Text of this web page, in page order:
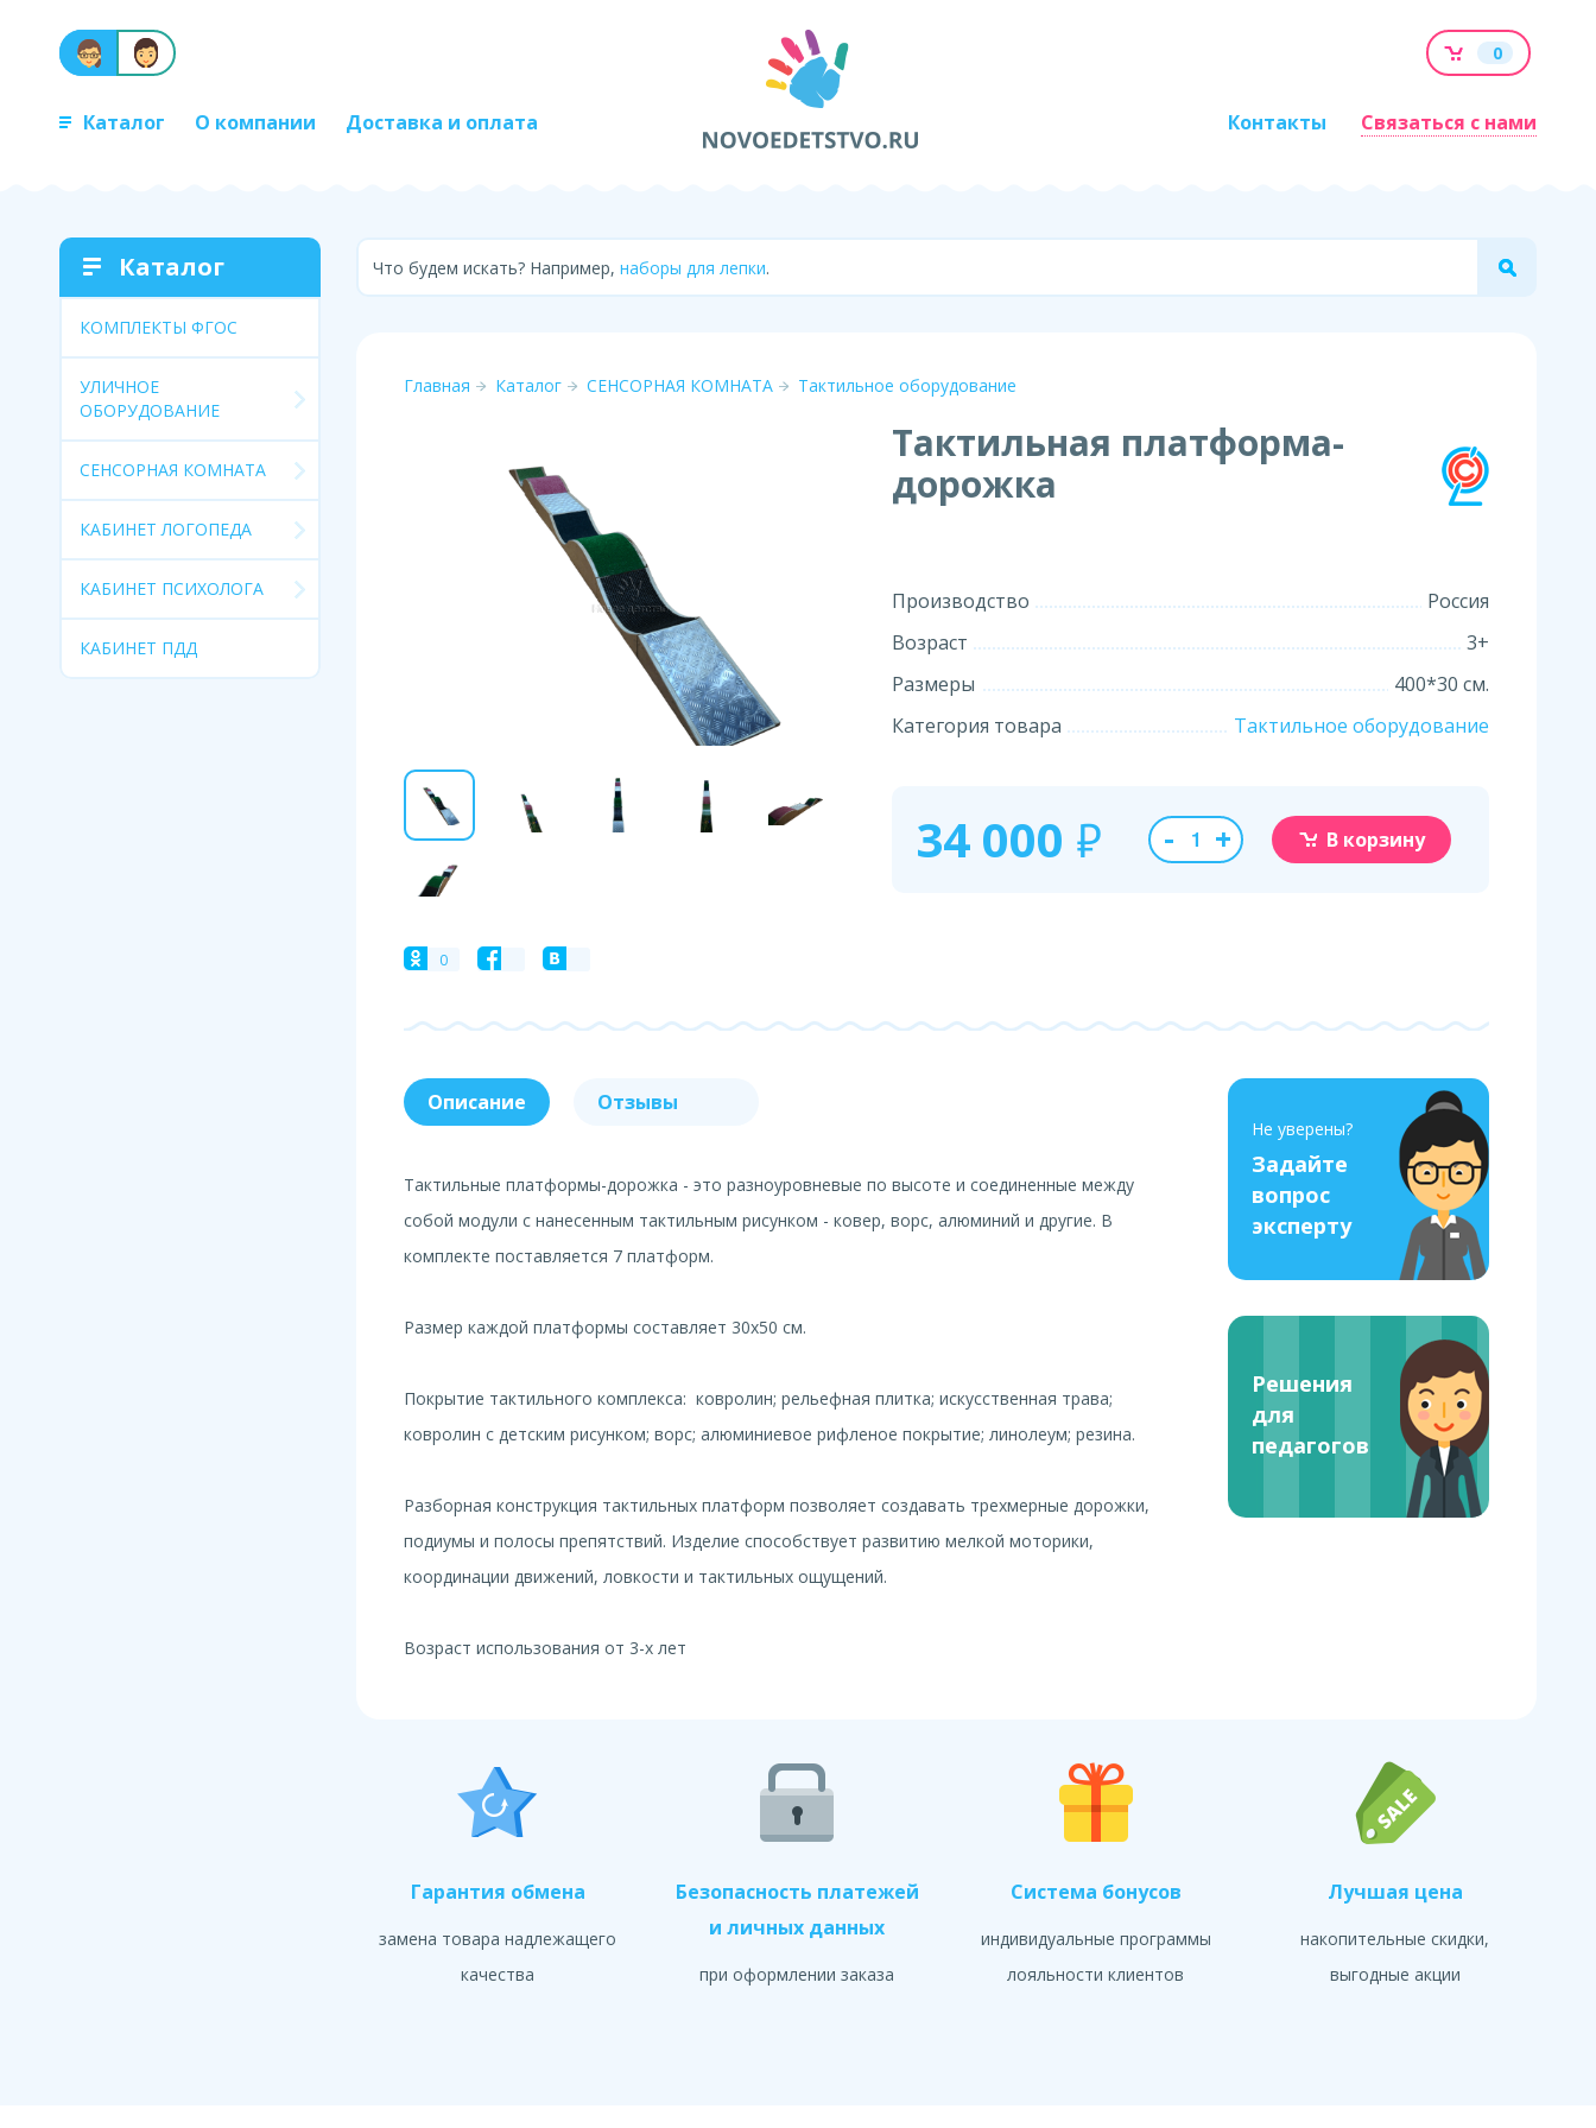
Каталог О компании Доставка и оплата
0
Контакты Связаться с нами
Каталог
КОМПЛЕКТЫ ФГОС
УЛИЧНОЕ
ОБОРУДОВАНИЕ
СЕНСОРНАЯ КОМНАТА
КАБИНЕТ ЛОГОПЕДА
КАБИНЕТ ПСИХОЛОГА
КАБИНЕТ ПДД
Что будем искать? Например, наборы для лепки.
Главная Каталог СЕНСОРНАЯ КОМНАТА Тактильное оборудование
0
Тактильная платформа-
дорожка
Производство
Россия
Возраст
3+
Размеры
400*30 см.
Категория товара
Тактильное оборудование
34 000 ₽ - + В корзину
Не уверены?
Задайте
вопрос
эксперту
Решения
для
педагогов
Описание Отзывы
Тактильные платформы-дорожка - это разноуровневые по высоте и соединенные между
собой модули с нанесенным тактильным рисунком - ковер, ворс, алюминий и другие. В
комплекте поставляется 7 платформ.
Размер каждой платформы составляет 30x50 см.
Покрытие тактильного комплекса: ковролин; рельефная плитка; искусственная трава;
ковролин с детским рисунком; ворс; алюминиевое рифленое покрытие; линолеум; резина.
Разборная конструкция тактильных платформ позволяет создавать трехмерные дорожки,
подиумы и полосы препятствий. Изделие способствует развитию мелкой моторики,
координации движений, ловкости и тактильных ощущений.
Возраст использования от 3-х лет
Гарантия обмена
замена товара надлежащего
качества
Безопасность платежей
и личных данных
при оформлении заказа
Система бонусов
индивидуальные программы
лояльности клиентов
Лучшая цена
накопительные скидки,
выгодные акции